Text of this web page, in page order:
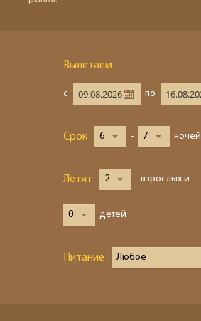
Вылетаем
с по
Срок 6 - 7 ночей
Летят 2 - взрослых и
0 детей
Питание Любое